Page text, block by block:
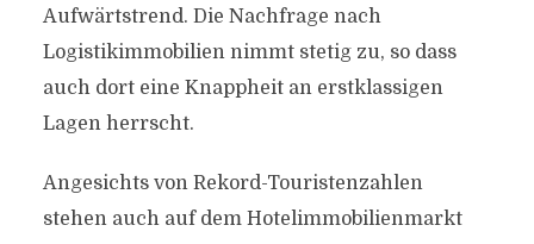
Aufwärtstrend. Die Nachfrage nach
Logistikimmobilien nimmt stetig zu, so dass
auch dort eine Knappheit an erstklassigen
Lagen herrscht.
Angesichts von Rekord-Touristenzahlen
stehen auch auf dem Hotelimmobilienmarkt